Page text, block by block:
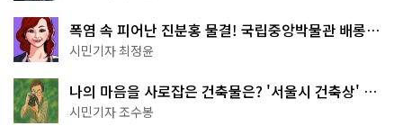
폭염 속 피어난 진분홍 물결! 국립중앙박물관 배롱나
무 명소
시민기자 최정윤
나의 마음을 사로잡은 건축물은? '서울시 건축상' 수
상작 공개!
시민기자 조수봉